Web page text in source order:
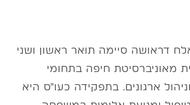
דראושה סיימה תואר ראשון ושני
מאוניברסיטת חיפה בתחומי
ארגונים. בתפקידה כעו"ס היא